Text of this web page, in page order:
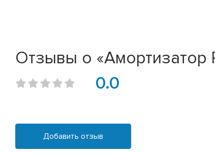
Отзывы о «Амортизатор
0.0
Добавить отзыв